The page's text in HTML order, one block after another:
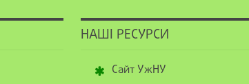
НАШІ РЕСУРСИ
Сайт УжНУ